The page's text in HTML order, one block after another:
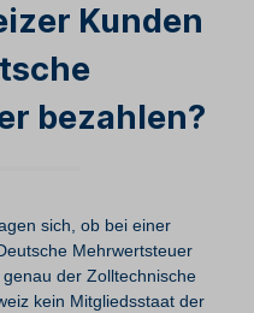
Kunden
bezahlen?
sich, ob bei einer
Mehrwertsteuer
der Zolltechnische
kein Mitgliedsstaat der